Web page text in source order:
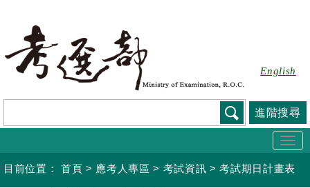
要
容
English
進階搜尋
目前位置： 首頁 > 應考人專區 > 考試資訊 >考試期日計畫表